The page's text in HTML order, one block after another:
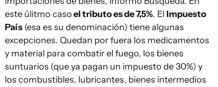
este úlitmo casoel tributo es de 7,5%. El Impuesto
País (esa es su denominación) tiene algunas
excepciones. Quedan por fuera los medicamentos
y material para combatir el fuego, los bienes
suntuarios (que ya pagan un impuesto de 30%) y
los combustibles, lubricantes, bienes intermedios